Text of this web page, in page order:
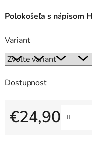
Polokošeľa s nápisom
Variant:
Dostupnosť
€24,90
Jednotková cena: